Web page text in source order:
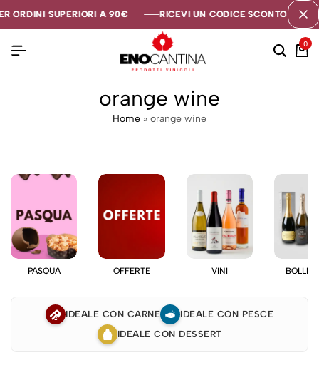
ORDINI SUPERIORI A 90€ RICEVI UN CODICE SCONTO DI 5€
ORDINI SUPERIORI A 90€ RICEVI UN CODICE SCONTO DI 5€
ORDINI SUPERIORI A 90€ RICEVI UN CODICE SCONTO DI 5€
0
orange wine
Home » orange wine
PASQUA OFFERTE VINI
IDEALE CON CARNE
IDEALE CON PESCE
IDEALE CON DESSERT